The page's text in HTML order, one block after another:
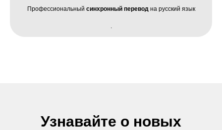
Профессиональный синхронный переводна русский язык
.
Узнавайте о новых